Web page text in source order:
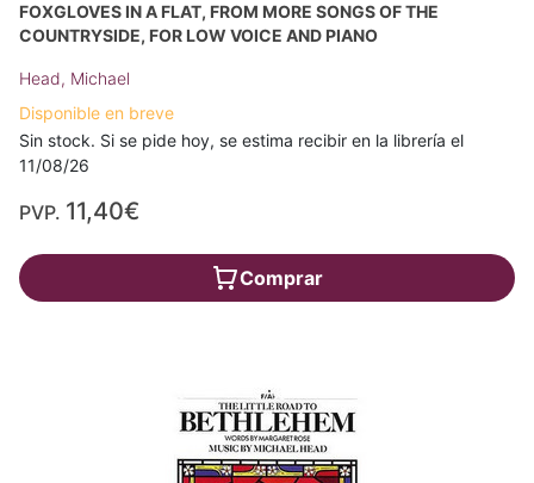
FOXGLOVES IN A FLAT, FROM MORE SONGS OF THE
COUNTRYSIDE, FOR LOW VOICE AND PIANO
Head, Michael
Disponible en breve
Sin stock. Si se pide hoy, se estima recibir en la librería el
11/08/26
PVP. 11,40€
Comprar